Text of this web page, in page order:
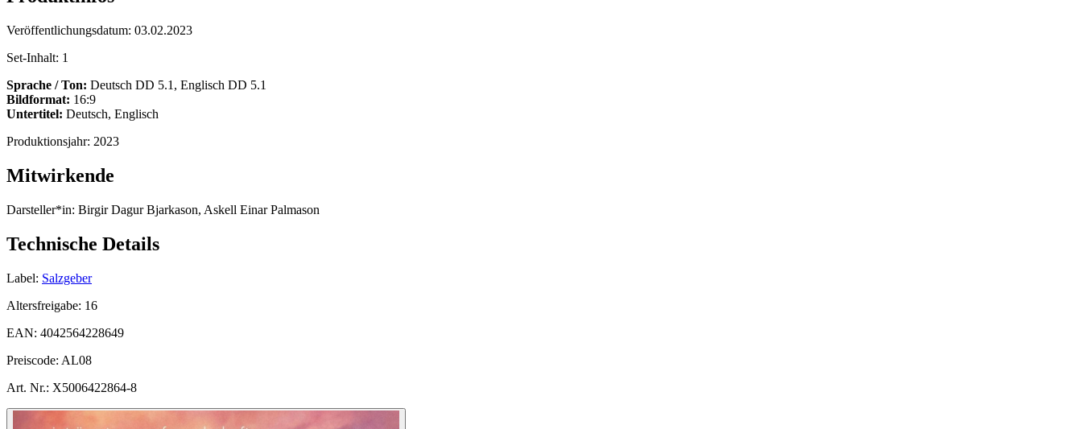
Veröffentlichungsdatum: 03.02.2023
Set-Inhalt: 1
Sprache / Ton: Deutsch DD 5.1, Englisch DD 5.1
Bildformat: 16:9
Untertitel: Deutsch, Englisch
Produktionsjahr: 2023
Mitwirkende
Darsteller*in: Birgir Dagur Bjarkason, Askell Einar Palmason
Technische Details
Label: Salzgeber
Altersfreigabe: 16
EAN: 4042564228649
Preiscode: AL08
Art. Nr.: X5006422864-8